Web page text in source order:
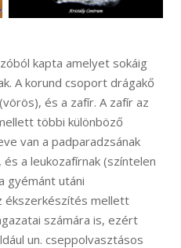
kapta amelyet sokáig
A korund csoport drágakő
és a zafír. A zafír az
többi különböző
van a padparadzsának
a leukozafírnak (színtelen
gyémánt utáni
ékszerkészítés mellett
számára is, ezért
un. cseppolvasztásos